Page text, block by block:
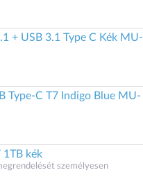
+ USB 3.1 Type C Kék MU-
Type-C T7 Indigo Blue MU-
1TB kék
személyesen